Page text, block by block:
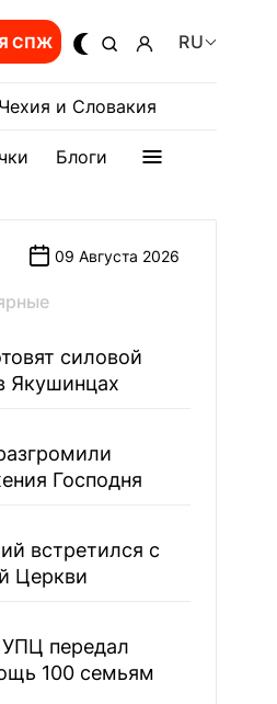
СПЖ RU
Чехия и Словакия
Блоги
09 Августа 2026
силовой
Якушинцах
Господня
встретился с
Церкви
передал
100 семьям